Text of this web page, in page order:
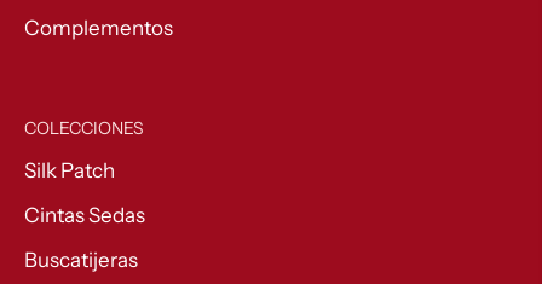
Complementos
COLECCIONES
Silk Patch
Cintas Sedas
Buscatijeras